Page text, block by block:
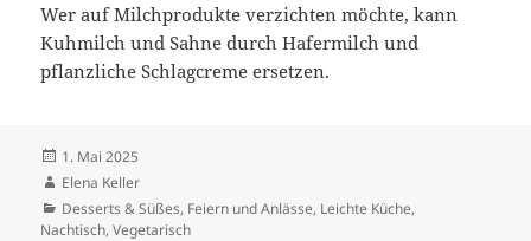
Wer auf Milchprodukte verzichten möchte, kann
Kuhmilch und Sahne durch Hafermilch und
pflanzliche Schlagcreme ersetzen.
Veröffentlicht
am
1. Mai 2025
Autor
Elena Keller
Kategorien
Desserts & Süßes, Feiern und Anlässe, Leichte Küche,
Nachtisch,Vegetarisch